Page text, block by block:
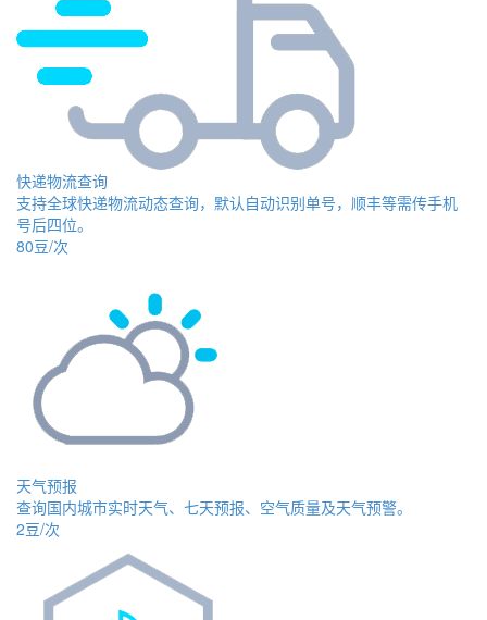
快递物流查询
支持全球快递物流动态查询，默认自动识别单号，顺丰等需传手机
号后四位。
80豆/次
天气预报
查询国内城市实时天气、七天预报、空气质量及天气预警。
2豆/次